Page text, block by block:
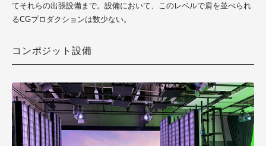
てそれらの出張設備まで。設備において、このレベルで肩を並べられ
るCGプロダクションは数少ない。
コンポジット設備